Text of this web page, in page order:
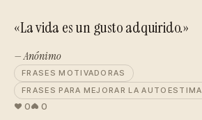
«La vida es un gusto adquirido.»
— Anónimo
FRASES MOTIVADORAS
FRASES PARA MEJORAR LA AUTOESTIMA
0 0